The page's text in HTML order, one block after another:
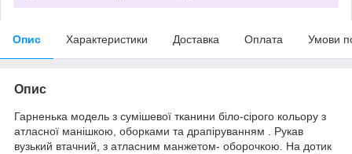
Опис Характеристики Доставка Оплата Умови
Опис
Гарненька модель з сумішевої тканини біло-сірого кольору з
атласної манішкою, оборками та драпіруванням . Рукав
вузький втачний, з атласним манжетом- оборочкою. На дотик